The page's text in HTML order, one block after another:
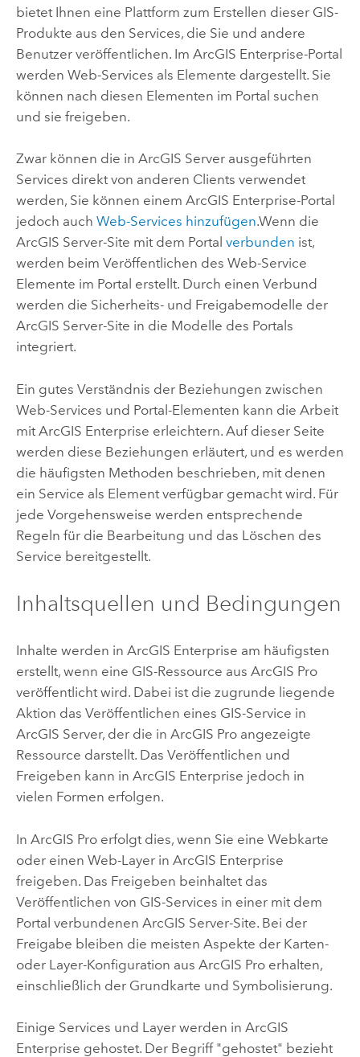
bietet Ihnen eine Plattform zum Erstellen dieser GIS-
Produkte aus den Services, die Sie und andere
Benutzer veröffentlichen. Im ArcGIS Enterprise-Portal
werden Web-Services als Elemente dargestellt. Sie
können nach diesen Elementen im Portal suchen
und sie freigeben.
Zwar können die in ArcGIS Serverausgeführten
Services direkt von anderen Clients verwendet
werden, Sie können einem ArcGIS Enterprise-Portal
jedoch auch Web-Services hinzufügen.Wenn die
ArcGIS Server-Site mit dem Portal verbunden ist,
werden beim Veröffentlichen des Web-Service
Elemente im Portal erstellt.Durch einen Verbund
werden die Sicherheits- und Freigabemodelle der
ArcGIS Server-Site in die Modelle des Portals
integriert.
Ein gutes Verständnis der Beziehungen zwischen
Web-Services und Portal-Elementen kann die Arbeit
mit ArcGIS Enterprise erleichtern. Auf dieser Seite
werden diese Beziehungen erläutert, und es werden
die häufigsten Methoden beschrieben, mit denen
ein Service als Element verfügbar gemacht wird. Für
jede Vorgehensweise werden entsprechende
Regeln für die Bearbeitung und das Löschen des
Service bereitgestellt.
Inhaltsquellen und Bedingungen
Inhalte werden in ArcGIS Enterprise am häufigsten
erstellt, wenn eine GIS-Ressource aus ArcGIS Pro
veröffentlicht wird. Dabei ist die zugrunde liegende
Aktion das Veröffentlichen eines GIS-Service in
ArcGIS Server, der die in ArcGIS Proangezeigte
Ressource darstellt. Das Veröffentlichen und
Freigeben kann in ArcGIS Enterprise jedoch in
vielen Formen erfolgen.
In ArcGIS Proerfolgt dies, wenn Sie eine Webkarte
oder einen Web-Layer in ArcGIS Enterprise
freigeben. Das Freigeben beinhaltet das
Veröffentlichen von GIS-Services in einer mit dem
Portal verbundenen ArcGIS Server-Site. Bei der
Freigabe bleiben die meisten Aspekte der Karten-
oder Layer-Konfiguration aus ArcGIS Proerhalten,
einschließlich der Grundkarte und Symbolisierung.
Einige Services und Layer werden in ArcGIS
Enterprise gehostet. Der Begriff "gehostet" bezieht